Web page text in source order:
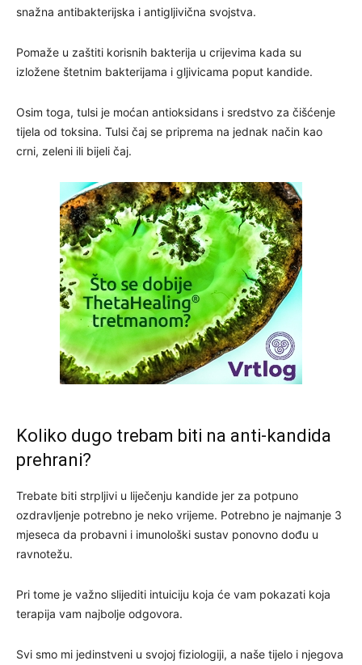
snažna antibakterijska i antigljivična svojstva.
Pomaže u zaštiti korisnih bakterija u crijevima kada su
izložene štetnim bakterijama i gljivicama poput kandide.
Osim toga, tulsi je moćan antioksidans i sredstvo za čišćenje
tijela od toksina. Tulsi čaj se priprema na jednak način kao
crni, zeleni ili bijeli čaj.
Koliko dugo trebam biti na anti-kandida
prehrani?
Trebate biti strpljivi u liječenju kandide jer za potpuno
ozdravljenje potrebno je neko vrijeme. Potrebno je najmanje 3
mjeseca da probavni i imunološki sustav ponovno dođu u
ravnotežu.
Pri tome je važno slijediti intuiciju koja će vam pokazati koja
terapija vam najbolje odgovora.
Svi smo mi jedinstveni u svojoj fiziologiji, a naše tijelo i njegova